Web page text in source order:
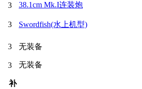
3 38.1cm Mk.I连装炮
3 Swordfish(水上机型)
3
无装备
3 无装备
补